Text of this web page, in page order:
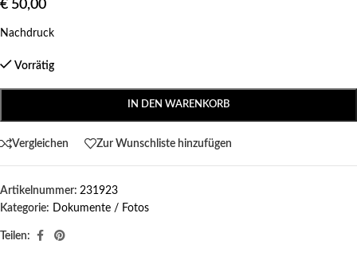
€ 50,00
Nachdruck
Vorrätig
IN DEN WARENKORB
Vergleichen Zur Wunschliste hinzufügen
Artikelnummer: 231923
Kategorie: Dokumente / Fotos
Teilen: